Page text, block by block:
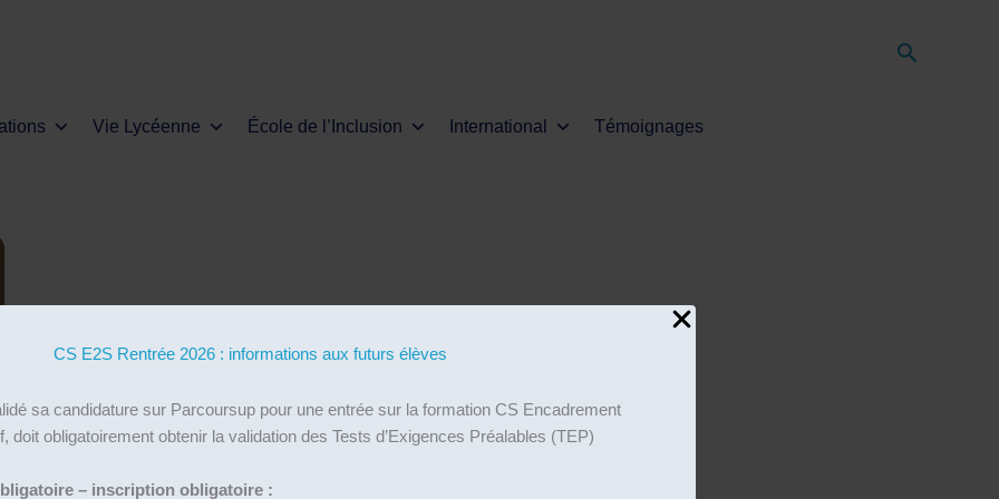
CS E2S Rentrée 2026 : informations aux futurs élèves
sa candidature sur Parcoursup pour une entrée sur la formation CS Encadrement
doit obligatoirement obtenir la validation des Tests d’Exigences Préalables (TEP)
– inscription obligatoire :
Vie Lycéenne École de l’Inclusion International Témoignages